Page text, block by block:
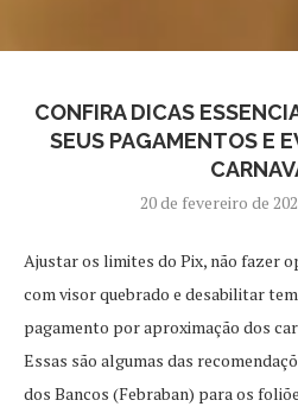
CONFIRA DICAS
SEUS PAGAMENTOS E
20 de fevereiro de
Ajustar os limites do Pix, não fazer
com visor quebrado e desabilitar
pagamento por aproximação dos
Essas são algumas das
dos Bancos (Febraban) para os